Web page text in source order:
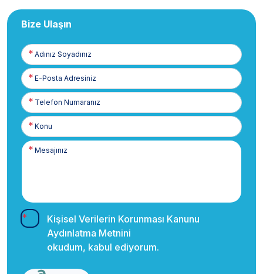
Bize Ulaşın
Adınız
Soyadınız
E-
Posta
Telefon
Numaranız
Kişisel Verilerin Korunması Kanunu
Aydınlatma Metnini
okudum, kabul ediyorum.